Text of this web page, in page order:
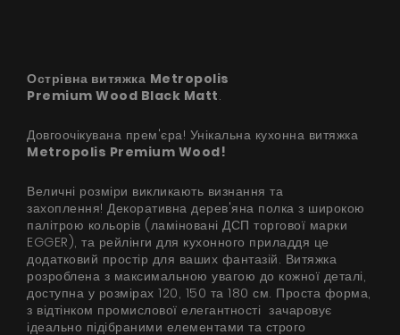
Острівна витяжка Metropolis
Premium Wood Black Matt.
Довгоочікувана прем'єра! Унікальна кухонна витяжка
Metropolis Premium Wood!
Величні розміри викликають визнання та
захоплення! Декоративна дерев'яна полка з широкою
палітрою кольорів (ламіновані ДСП торгової марки
EGGER), та рейлінги для кухонного приладдя це
додатковий простір для ваших фантазій. Витяжка
розроблена з максимальною увагою до кожної деталі,
доступна у розмірах 120, 150 та 180 см. Проста форма,
з відтінком промислової елегантності зачаровує
ідеально підібраними елементами та строго